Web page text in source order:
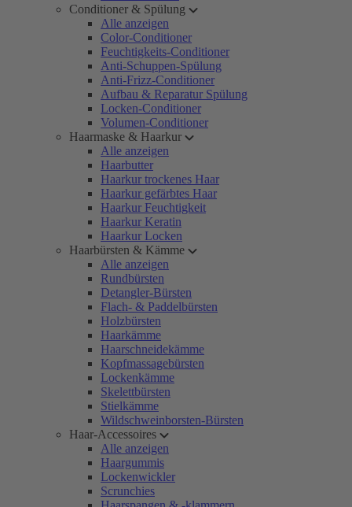
Conditioner & Spülung
Alle anzeigen
Color-Conditioner
Feuchtigkeits-Conditioner
Anti-Schuppen-Spülung
Anti-Frizz-Conditioner
Aufbau & Reparatur Spülung
Locken-Conditioner
Volumen-Conditioner
Haarmaske & Haarkur
Alle anzeigen
Haarbutter
Haarkur trockenes Haar
Haarkur gefärbtes Haar
Haarkur Feuchtigkeit
Haarkur Keratin
Haarkur Locken
Haarbürsten & Kämme
Alle anzeigen
Rundbürsten
Detangler-Bürsten
Flach- & Paddelbürsten
Holzbürsten
Haarkämme
Haarschneidekämme
Kopfmassagebürsten
Lockenkämme
Skelettbürsten
Stielkämme
Wildschweinborsten-Bürsten
Haar-Accessoires
Alle anzeigen
Haargummis
Lockenwickler
Scrunchies